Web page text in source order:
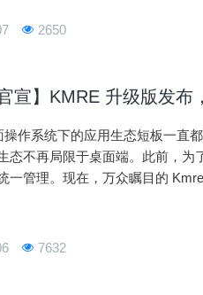
2650
官宣】KMRE 升级版发布
操作系统下的应用生态短板一直
态不再局限于桌面端。此前，
一管理。现在，万众瞩目的
7632